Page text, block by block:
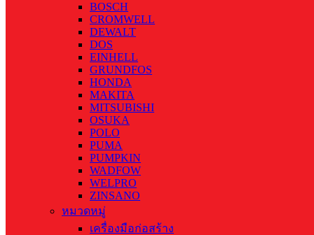
BOSCH
CROMWELL
DEWALT
DOS
EINHELL
GRUNDFOS
HONDA
MAKITA
MITSUBISHI
OSUKA
POLO
PUMA
PUMPKIN
WADFOW
WELPRO
ZINSANO
หมวดหมู่
เครื่องมือก่อสร้าง